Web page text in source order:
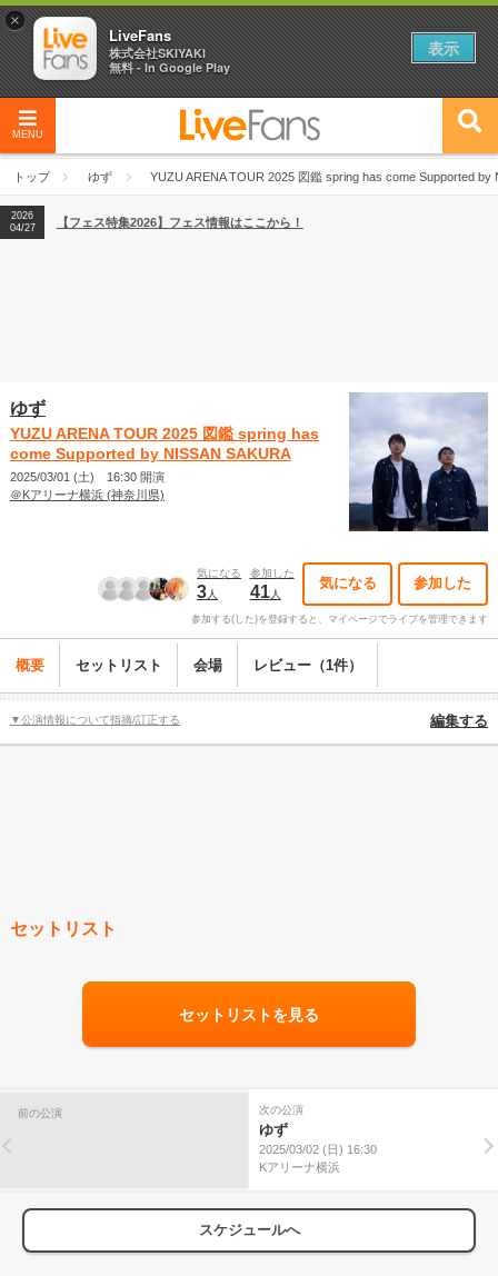
MENU
トップ ゆず YUZU ARENA TOUR 2025 図鑑 spring has come Supported by
2026
04/27
2026
【ライブ動員ランキング】2026年上半期編発表！
2026
04/27
【フェス特集2026】フェス情報はここから！
ゆず
YUZU ARENA TOUR 2025 図鑑 spring has
come Supported by NISSAN SAKURA
2025/03/01 (土) 16:30 開演
＠Kアリーナ横浜 (神奈川県)
気になる
3人
参加した
41人
気になる 参加した
参加する(した)を登録すると、マイページでライブを管理できます
概要 セットリスト 会場 レビュー（1件）
▼公演情報について指摘/訂正する 編集する
セットリスト
セットリストを見る
前の公演 次の公演
ゆず
2025/03/02 (日) 16:30
Kアリーナ横浜
スケジュールへ
×
LiveFans
株式会社SKIYAKI
無料 - In Google Play
表示